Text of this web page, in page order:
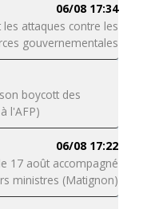
06/08 17:34
attaques contre les
gouvernementales
boycott des
l'AFP)
06/08 17:22
17 août accompagné
ministres (Matignon)